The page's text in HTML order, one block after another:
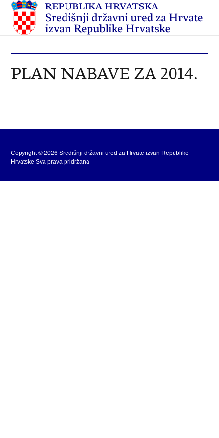
PLAN NABAVE ZA 2014.
Copyright © 2026 Središnji državni ured za Hrvate izvan Republike
Hrvatske Sva prava pridržana